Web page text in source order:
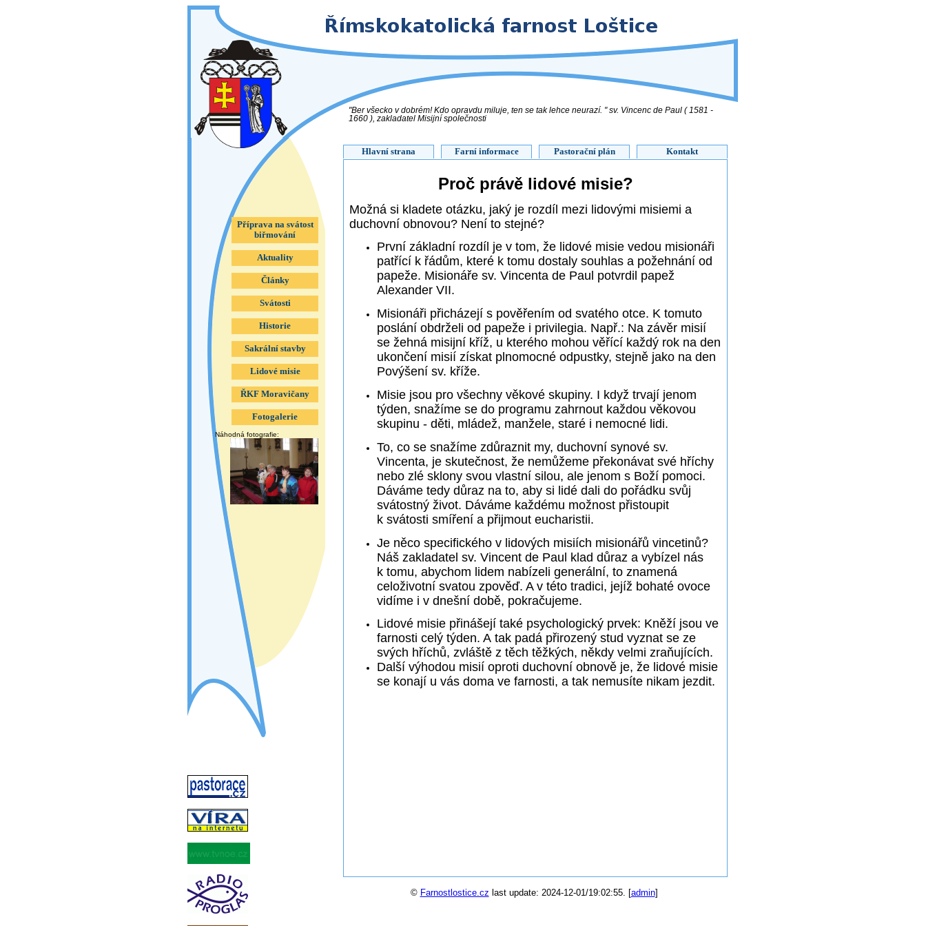
"Ber všecko v dobrém! Kdo opravdu miluje, ten se tak lehce neurazí. " sv. Vincenc de Paul ( 1581 -
1660 ), zakladatel Misijní společnosti
Hlavní strana Farní informace Pastorační plán Kontakt
Proč právě lidové misie?
Možná si kladete otázku, jaký je rozdíl mezi lidovými misiemi a
duchovní obnovou? Není to stejné?
První základní rozdíl je v tom, že lidové misie vedou misionáři
patřící k řádům, které k tomu dostaly souhlas a požehnání od
papeže. Misionáře sv. Vincenta de Paul potvrdil papež
Alexander VII.
Misionáři přicházejí s pověřením od svatého otce. K tomuto
poslání obdrželi od papeže i privilegia. Např.: Na závěr misií
se žehná misijní kříž, u kterého mohou věřící každý rok na den
ukončení misií získat plnomocné odpustky, stejně jako na den
Povýšení sv. kříže.
Misie jsou pro všechny věkové skupiny. I když trvají jenom
týden, snažíme se do programu zahrnout každou věkovou
skupinu - děti, mládež, manžele, staré i nemocné lidi.
To, co se snažíme zdůraznit my, duchovní synové sv.
Vincenta, je skutečnost, že nemůžeme překonávat své hříchy
nebo zlé sklony svou vlastní silou, ale jenom s Boží pomoci.
Dáváme tedy důraz na to, aby si lidé dali do pořádku svůj
svátostný život. Dáváme každému možnost přistoupit
k svátosti smíření a přijmout eucharistii.
Je něco specifického v lidových misiích misionářů vincetinů?
Náš zakladatel sv. Vincent de Paul klad důraz a vybízel nás
k tomu, abychom lidem nabízeli generální, to znamená
celoživotní svatou zpověď. A v této tradici, jejíž bohaté ovoce
vidíme i v dnešní době, pokračujeme.
Lidové misie přinášejí také psychologický prvek: Kněží jsou ve
farnosti celý týden. A tak padá přirozený stud vyznat se ze
svých hříchů, zvláště z těch těžkých, někdy velmi zraňujících.
Další výhodou misií oproti duchovní obnově je, že lidové misie
se konají u vás doma ve farnosti, a tak nemusíte nikam jezdit.
Příprava na svátost
biřmování
Aktuality
Články
Svátosti
Historie
Sakrální stavby
Lidové misie
ŘKF Moravičany
Fotogalerie
Náhodná fotografie:
© Farnostlostice.cz last update: 2024-12-01/19:02:55. [admin]